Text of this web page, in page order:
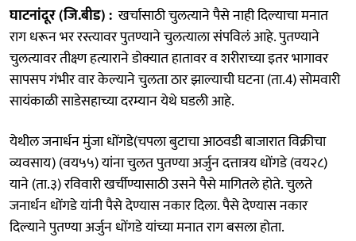
घाटनांदूर (जि.बीड) : खर्चासाठी चुलत्याने पैसे नाही दिल्याचा मनात
राग धरून भर रस्त्यावर पुतण्याने चुलत्याला संपविलं आहे. पुतण्याने
चुलत्यावर तीक्ष्ण हत्याराने डोक्यात हातावर व शरीराच्या इतर भागावर
सापसप गंभीर वार केल्याने चुलता ठार झाल्याची घटना (ता.4) सोमवारी
सायंकाळी साडेसहाच्या दरम्यान येथे घडली आहे.
येथील जनार्धन मुंजा धोंगडे(चपला बुटाचा आठवडी बाजारात विक्रीचा
व्यवसाय) (वय५५) यांना चुलत पुतण्या अर्जुन दत्तात्रय धोंगडे (वय२८)
याने (ता.३) रविवारी खर्चीण्यासाठी उसने पैसे मागितले होते. चुलते
जनार्धन धोंगडे यांनी पैसे देण्यास नकार दिला. पैसे देण्यास नकार
दिल्याने पुतण्या अर्जुन धोंगडे यांच्या मनात राग बसला होता.